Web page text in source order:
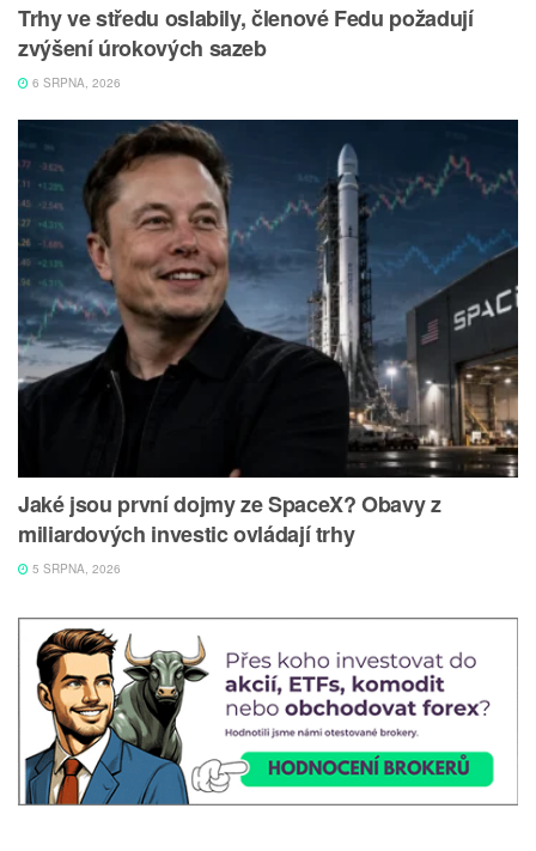
Trhy ve středu oslabily, členové Fedu požadují
zvýšení úrokových sazeb
6 SRPNA, 2026
Jaké jsou první dojmy ze SpaceX? Obavy z
miliardových investic ovládají trhy
5 SRPNA, 2026